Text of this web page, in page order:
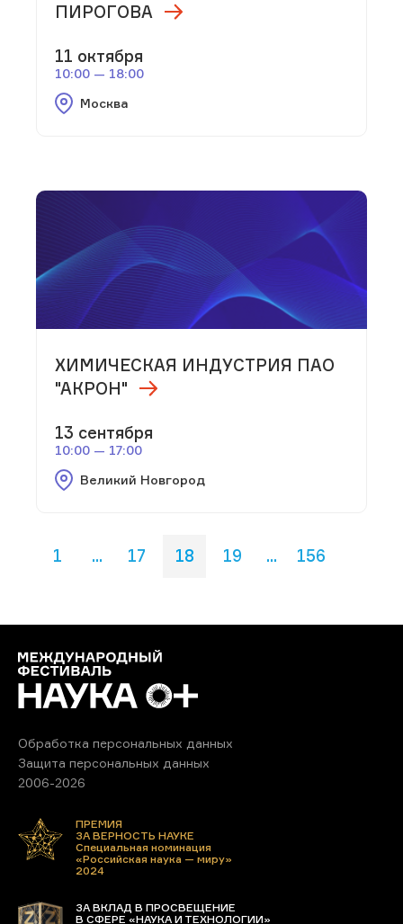
ПИРОГОВА
11 октября
10:00 — 18:00
Москва
ХИМИЧЕСКАЯ ИНДУСТРИЯ ПАО
"АКРОН"
13 сентября
10:00 — 17:00
Великий Новгород
1 ... 17 18 19 ... 156
Обработка персональных данных
Защита персональных данных
2006-2026
ПРЕМИЯ
ЗА ВЕРНОСТЬ НАУКЕ
Специальная номинация
«Российская наука — миру»
2024
ЗА ВКЛАД В ПРОСВЕЩЕНИЕ
В СФЕРЕ «НАУКА И ТЕХНОЛОГИИ»